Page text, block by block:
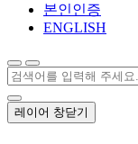
본인인증
ENGLISH
레이어 창닫기